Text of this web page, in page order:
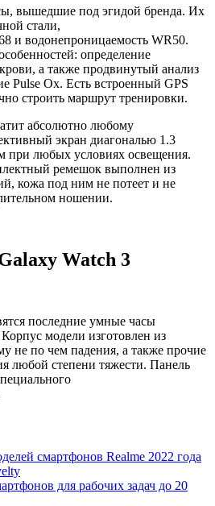
вышедшие под эгидой бренда. Их
стали,
и водонепроницаемость WR50.
определение
а также продвинутый анализ
Pulse Ox. Есть встроенный GPS
строить маршрут тренировки.
абсолютно любому
экран диагональю 1.3
при любых условиях освещения.
ремешок выполнен из
кожа под ним не потеет и не
ношении.
Watch 3
последние умные часы
модели изготовлен из
не по чем падения, а также прочие
любой степени тяжести. Панель
смартфонов Realme 2022 года
для рабочих задач до 20